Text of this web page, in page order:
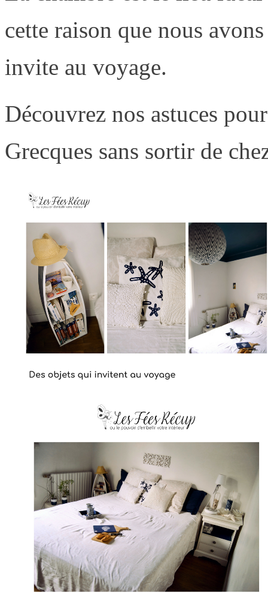
cette raison que nous
invite au voyage.
Découvrez nos astuces
Grecques sans sortir de